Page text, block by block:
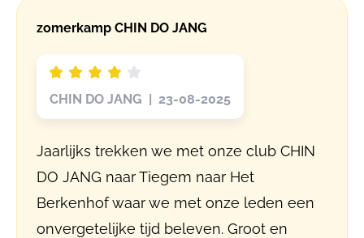
zomerkamp CHIN DO JANG
CHIN DO JANG | 23-08-2025
Jaarlijks trekken we met onze club CHIN
DO JANG naar Tiegem naar Het
Berkenhof waar we met onze leden een
onvergetelijke tijd beleven. Groot en